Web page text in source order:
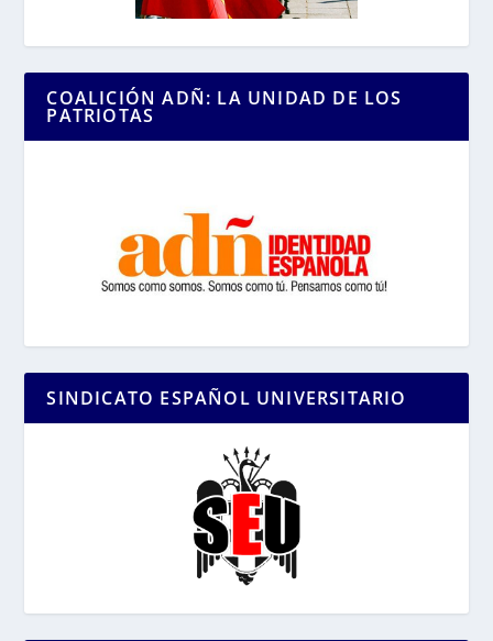
COALICIÓN ADÑ: LA UNIDAD DE LOS
PATRIOTAS
SINDICATO ESPAÑOL UNIVERSITARIO